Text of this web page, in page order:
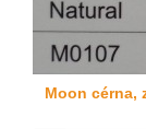
Moon cérna,